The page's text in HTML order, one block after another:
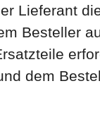
Lieferant
Besteller
dem